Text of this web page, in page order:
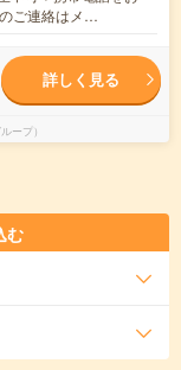
ご連絡はメ…
詳しく見る
ープ）
む